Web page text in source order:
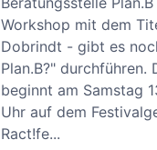
Workshop mit dem
Dobrindt - gibt es
Plan.B?" durchführen.
beginnt am Samstag
Uhr auf dem
Ract!fe...